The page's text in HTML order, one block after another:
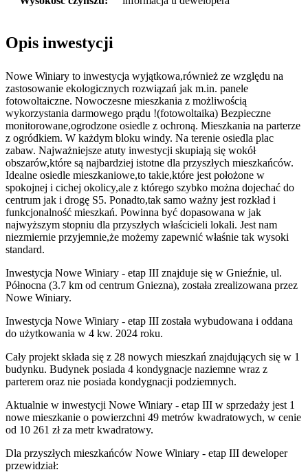
Opis inwestycji
Nowe Winiary to inwestycja wyjątkowa,również ze względu na
zastosowanie ekologicznych rozwiązań jak m.in. panele
fotowoltaiczne. Nowoczesne mieszkania z możliwością
wykorzystania darmowego prądu !(fotowoltaika) Bezpieczne
monitorowane,ogrodzone osiedle z ochroną. Mieszkania na parterze
z ogródkiem. W każdym bloku windy. Na terenie osiedla plac
zabaw. Najważniejsze atuty inwestycji skupiają się wokół
obszarów,które są najbardziej istotne dla przyszłych mieszkańców.
Idealne osiedle mieszkaniowe,to takie,które jest położone w
spokojnej i cichej okolicy,ale z którego szybko można dojechać do
centrum jak i drogę S5. Ponadto,tak samo ważny jest rozkład i
funkcjonalność mieszkań. Powinna być dopasowana w jak
najwyższym stopniu dla przyszłych właścicieli lokali. Jest nam
niezmiernie przyjemnie,że możemy zapewnić właśnie tak wysoki
standard.
Inwestycja Nowe Winiary - etap III znajduje się w Gnieźnie, ul.
Północna (3.7 km od centrum Gniezna), została zrealizowana przez
Nowe Winiary.
Inwestycja Nowe Winiary - etap III została wybudowana i oddana
do użytkowania w 4 kw. 2024 roku.
Cały projekt składa się z 28 nowych mieszkań znajdujących się w 1
budynku. Budynek posiada 4 kondygnacje naziemne wraz z
parterem oraz nie posiada kondygnacji podziemnych.
Aktualnie w inwestycji Nowe Winiary - etap III w sprzedaży jest 1
nowe mieszkanie o powierzchni 49 metrów kwadratowych, w cenie
od 10 261 zł za metr kwadratowy.
Dla przyszłych mieszkańców Nowe Winiary - etap III deweloper
przewidział: